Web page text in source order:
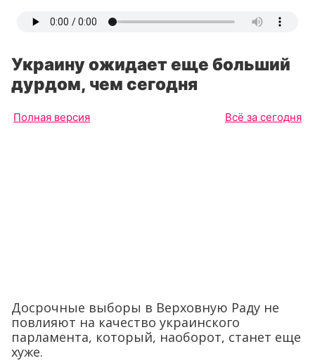
Украину ожидает еще больший
дурдом, чем сегодня
Полная версия Всё за сегодня
Досрочные выборы в Верховную Раду не
повлияют на качество украинского
парламента, который, наоборот, станет еще
хуже.